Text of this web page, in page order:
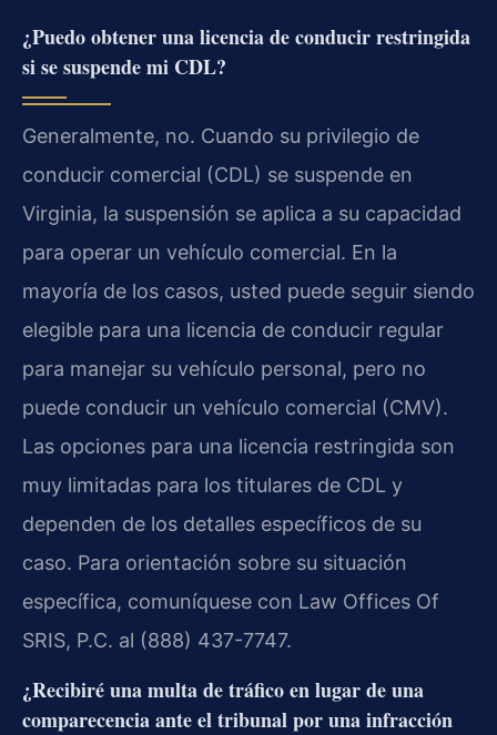
¿Puedo obtener una licencia de conducir restringida
si se suspende mi CDL?
Generalmente, no. Cuando su privilegio de
conducir comercial (CDL) se suspende en
Virginia, la suspensión se aplica a su capacidad
para operar un vehículo comercial. En la
mayoría de los casos, usted puede seguir siendo
elegible para una licencia de conducir regular
para manejar su vehículo personal, pero no
puede conducir un vehículo comercial (CMV).
Las opciones para una licencia restringida son
muy limitadas para los titulares de CDL y
dependen de los detalles específicos de su
caso. Para orientación sobre su situación
específica, comuníquese con Law Offices Of
SRIS, P.C. al (888) 437-7747.
¿Recibiré una multa de tráfico en lugar de una
comparecencia ante el tribunal por una infracción